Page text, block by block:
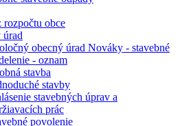
rozpočtu obce
úrad
obecný úrad Nováky - stavebné
- oznam
stavba
stavby
stavebných úprav a
prác
povolenie